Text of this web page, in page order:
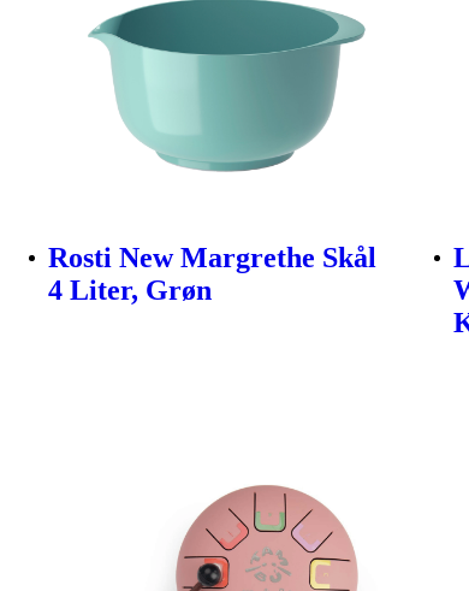
Rosti New Margrethe Skål
4 Liter, Grøn